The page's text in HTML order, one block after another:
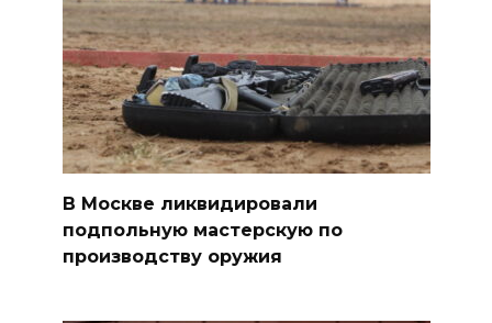
В Москве ликвидировали
подпольную мастерскую по
производству оружия